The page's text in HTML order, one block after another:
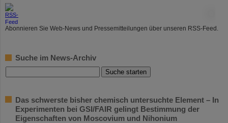
Abonnieren Sie Web-News und Pressemitteilungen über unseren RSS-Feed.
Suche im News-Archiv
Das schwerste bisher chemisch untersuchte Element – In
Experimenten bei GSI/FAIR gelingt Bestimmung der
Eigenschaften von Moscovium und Nihonium